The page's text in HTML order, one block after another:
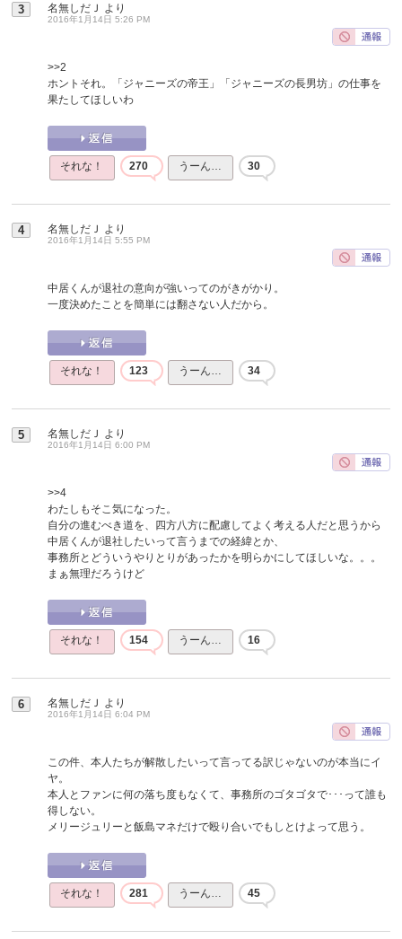
3 名無しだＪ より
2016年1月14日 5:26 PM
>>2
ホントそれ。「ジャニーズの帝王」「ジャニーズの長男坊」の仕事を
果たしてほしいわ
それな！ 270 うーん… 30
4 名無しだＪ より
2016年1月14日 5:55 PM
中居くんが退社の意向が強いってのがきがかり。
一度決めたことを簡単には翻さない人だから。
それな！ 123 うーん… 34
5 名無しだＪ より
2016年1月14日 6:00 PM
>>4
わたしもそこ気になった。
自分の進むべき道を、四方八方に配慮してよく考える人だと思うから
中居くんが退社したいって言うまでの経緯とか、
事務所とどういうやりとりがあったかを明らかにしてほしいな。。。
まぁ無理だろうけど
それな！ 154 うーん… 16
6 名無しだＪ より
2016年1月14日 6:04 PM
この件、本人たちが解散したいって言ってる訳じゃないのが本当にイ
ヤ。
本人とファンに何の落ち度もなくて、事務所のゴタゴタで･･･って誰も
得しない。
メリージュリーと飯島マネだけで殴り合いでもしとけよって思う。
それな！ 281 うーん… 45